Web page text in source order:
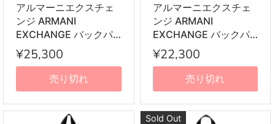
アルマーニエクスチェ
ンジ ARMANI
EXCHANGE バックパ
ック 952340 2R835
00020 リュックサック
ブラック
¥25,300
売り切れ
アルマーニエクスチェ
ンジ ARMANI
EXCHANGE バックパ
ック 952387 CC830
00020 リュックサック
ブラック
¥22,300
売り切れ
Sold Out